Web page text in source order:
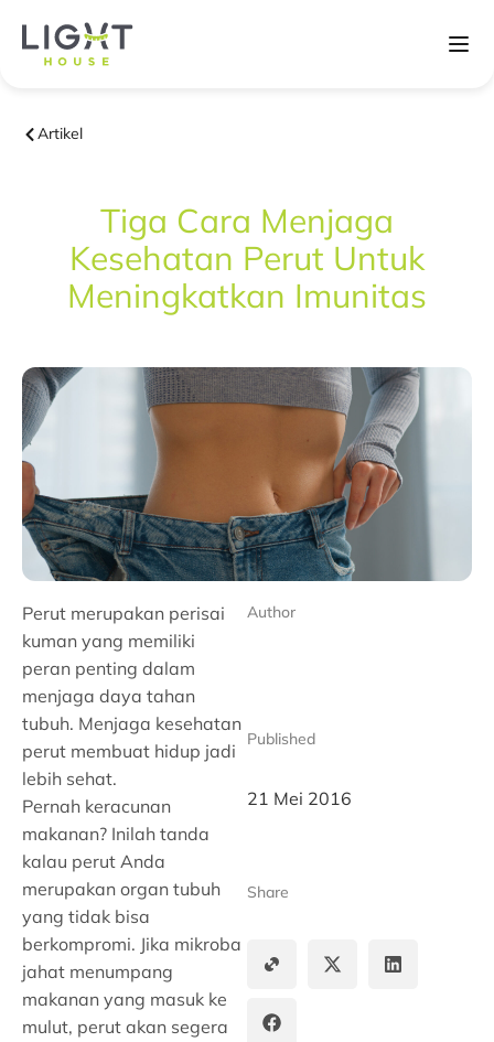
Artikel
Tiga Cara Menjaga
Kesehatan Perut Untuk
Meningkatkan Imunitas
Perut merupakan perisai
kuman yang memiliki
peran penting dalam
menjaga daya tahan
tubuh. Menjaga kesehatan
perut membuat hidup jadi
lebih sehat.
Pernah keracunan
makanan? Inilah tanda
kalau perut Anda
merupakan organ tubuh
yang tidak bisa
berkompromi. Jika mikroba
jahat menumpang
makanan yang masuk ke
mulut, perut akan segera
Author
Published
21 Mei 2016
Share